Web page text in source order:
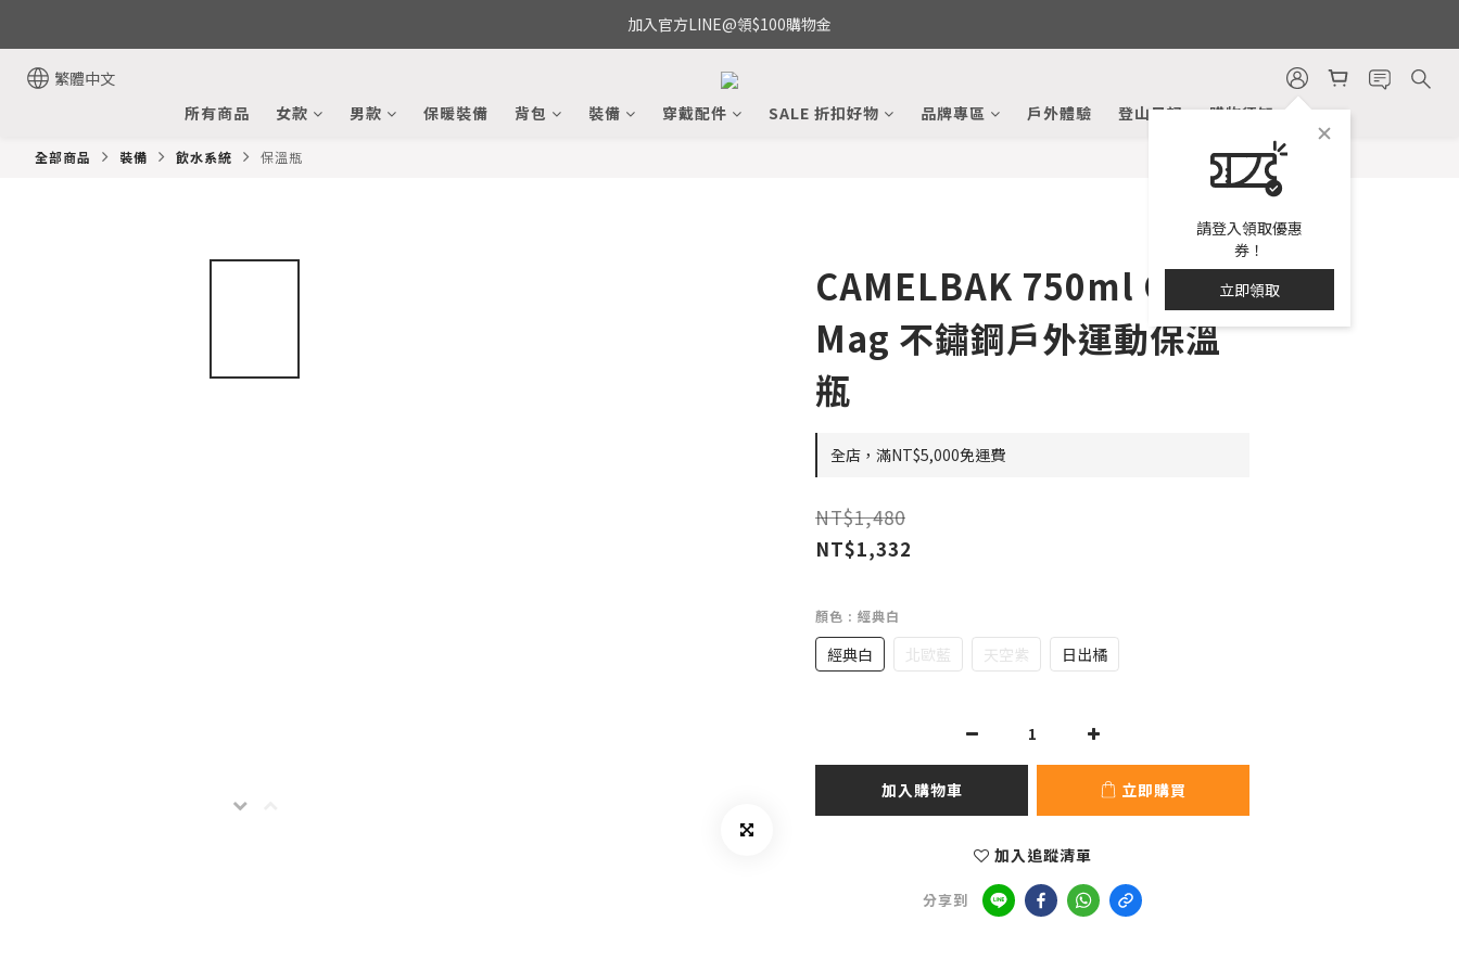
加入官方LINE@領$100購物金
繁體中文
請登入領取優惠
券！
立即領取
所有商品 女款 男款 保暖裝備 背包 裝備 穿戴配件 SALE 折扣好物 品牌專區 戶外體驗 登山日記 購物須知
全部商品 裝備 飲水系統 保溫瓶
CAMELBAK 750ml Chute
Mag 不鏽鋼戶外運動保溫
瓶
全店，滿NT$5,000免運費
NT$1,480
NT$1,332
顏色 : 經典白
經典白 北歐藍 天空紫 日出橘
加入購物車 立即購買
加入追蹤清單
分享到
立即購買